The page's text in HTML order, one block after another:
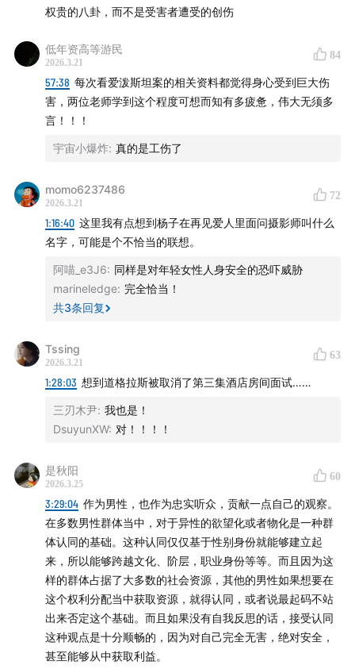
01:48:09
密不起诉协议？
02:04:20爱泼斯坦在第一次被起诉后做了什么
阶段二：艰难的拉锯（2015—2018）
02:26:37博弈1：受害者为什么起诉美国政府？
02:36:06博弈2：Metoo运动全球爆发，《迈阿密先驱
阶段三：再次落网（2019）
爱波斯坦的死亡疑云，与受害者的遗憾
03:02:48 大量媒体报道，案件世界瞩目
阶段四：百万文件（2024-2026）
03:16:46美国国会通过《爱泼斯坦档案透明法案》
03:20:10 受害者的20年
第三部分 观察与漫谈
03:25:15性作为交换货币，年轻女性作为物品
权贵的八卦，而不是受害者遭受的创伤
低年资高等游民
2026.3.21
84
57:38 每次看爱泼斯坦案的相关资料都觉得身心受到巨大伤
害，两位老师学到这个程度可想而知有多疲惫，伟大无须多
言！！！
宇宙小爆炸: 真的是工伤了
momo6237486
2026.3.21
72
1:16:40 这里我有点想到杨子在再见爱人里面问摄影师叫什么
名字，可能是个不恰当的联想。
阿喵_e3J6: 同样是对年轻女性人身安全的恐吓威胁
marineledge: 完全恰当！
共3条回复
Tssing
2026.3.21
63
1:28:03 想到道格拉斯被取消了第三集酒店房间面试……
三刃木尹: 我也是！
DsuyunXW: 对！！！！
是秋阳
2026.3.25
60
3:29:04 作为男性，也作为忠实听众，贡献一点自己的观察。
在多数男性群体当中，对于异性的欲望化或者物化是一种群
体认同的基础。这种认同仅仅基于性别身份就能够建立起
来，所以能够跨越文化、阶层，职业身份等等。而且因为这
样的群体占据了大多数的社会资源，其他的男性如果想要在
这个权利分配当中获取资源，就得认同，或者说最起码不站
出来否定这个基础。而且如果没有自我反思的话，接受认同
这种观点是十分顺畅的，因为对自己完全无害，绝对安全，
甚至能够从中获取利益。